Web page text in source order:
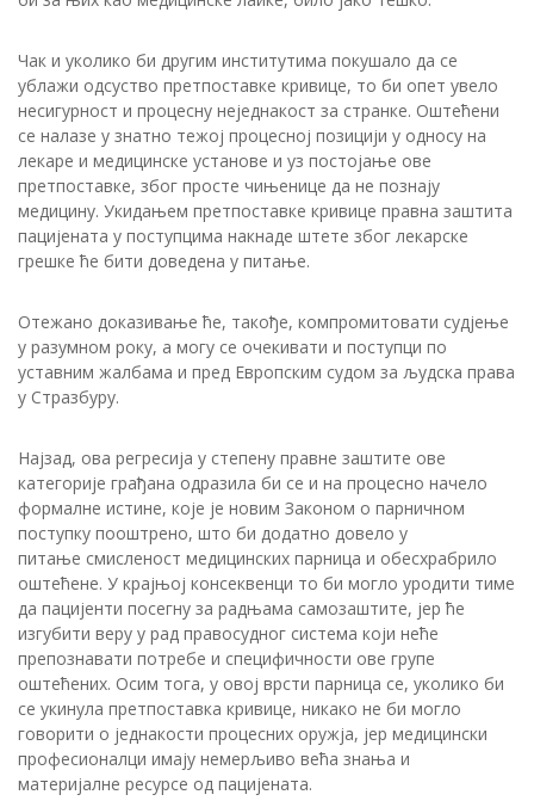
Чак и уколико би другим институтима покушало да се
ублажи одсуство претпоставке кривице, то би опет увело
несигурност и процесну неједнакост за странке. Оштећени
се налазе у знатно тежој процесној позицији у односу на
лекаре и медицинске установе и уз постојање ове
претпоставке, због просте чињенице да не познају
медицину. Укидањем претпоставке кривице правна заштита
пацијената у поступцима накнаде штете због лекарске
грешке ће бити доведена у питање.
Отежано доказивање ће, такође, компромитовати судјење
у разумном року, а могу се очекивати и поступци по
уставним жалбама и пред Европским судом за људска права
у Стразбуру.
Најзад, ова регресија у степену правне заштите ове
категорије грађана одразила би се и на процесно начело
формалне истине, које је новим Законом о парничном
поступку пооштрено, што би додатно довело у
питање смисленост медицинских парница и обесхрабрило
оштећене. У крајњој консеквенци то би могло уродити тиме
да пацијенти посегну за радњама самозаштите, јер ће
изгубити веру у рад правосудног система који неће
препознавати потребе и специфичности ове групе
оштећених. Осим тога, у овој врсти парница се, уколико би
се укинула претпоставка кривице, никако не би могло
говорити о једнакости процесних оружја, јер медицински
професионалци имају немерљиво већа знања и
материјалне ресурсе од пацијената.